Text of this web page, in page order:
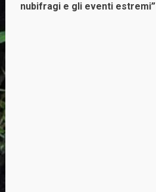
nubifragi e gli eventi estremi”